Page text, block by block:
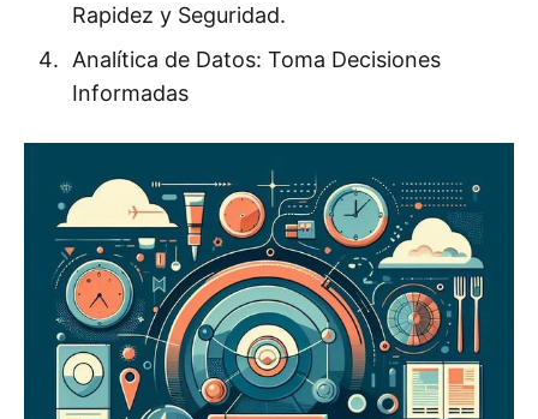
Rapidez y Seguridad.
Analítica de Datos: Toma Decisiones
Informadas